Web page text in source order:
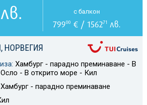
НОРВЕГИЯ
Хамбург - парадно преминаване - В
- В открито море - Кил
Хамбург - парадно преминаване
лв. с балкон
79900 € / 156271 лв.